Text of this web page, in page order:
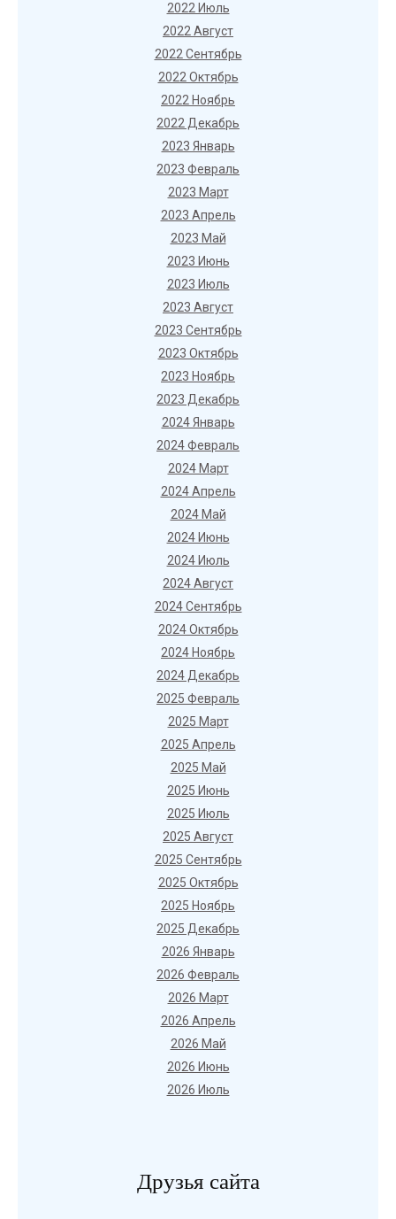
2022 Июль
2022 Август
2022 Сентябрь
2022 Октябрь
2022 Ноябрь
2022 Декабрь
2023 Январь
2023 Февраль
2023 Март
2023 Апрель
2023 Май
2023 Июнь
2023 Июль
2023 Август
2023 Сентябрь
2023 Октябрь
2023 Ноябрь
2023 Декабрь
2024 Январь
2024 Февраль
2024 Март
2024 Апрель
2024 Май
2024 Июнь
2024 Июль
2024 Август
2024 Сентябрь
2024 Октябрь
2024 Ноябрь
2024 Декабрь
2025 Февраль
2025 Март
2025 Апрель
2025 Май
2025 Июнь
2025 Июль
2025 Август
2025 Сентябрь
2025 Октябрь
2025 Ноябрь
2025 Декабрь
2026 Январь
2026 Февраль
2026 Март
2026 Апрель
2026 Май
2026 Июнь
2026 Июль
Друзья сайта